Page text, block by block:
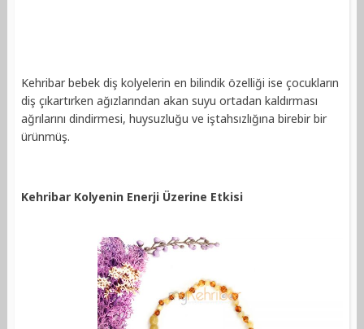
Kehribar bebek diş kolyelerin en bilindik özelliği ise çocukların
diş çıkartırken ağızlarından akan suyu ortadan kaldırması
ağrılarını dindirmesi, huysuzluğu ve iştahsızlığına birebir bir
ürünmüş.
Kehribar Kolyenin Enerji Üzerine Etkisi